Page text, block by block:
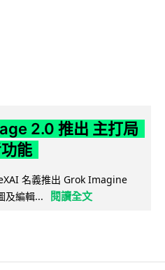
2.0 推出 主打局
能
名義推出 Grok Imagine
及編輯...
閱讀全文